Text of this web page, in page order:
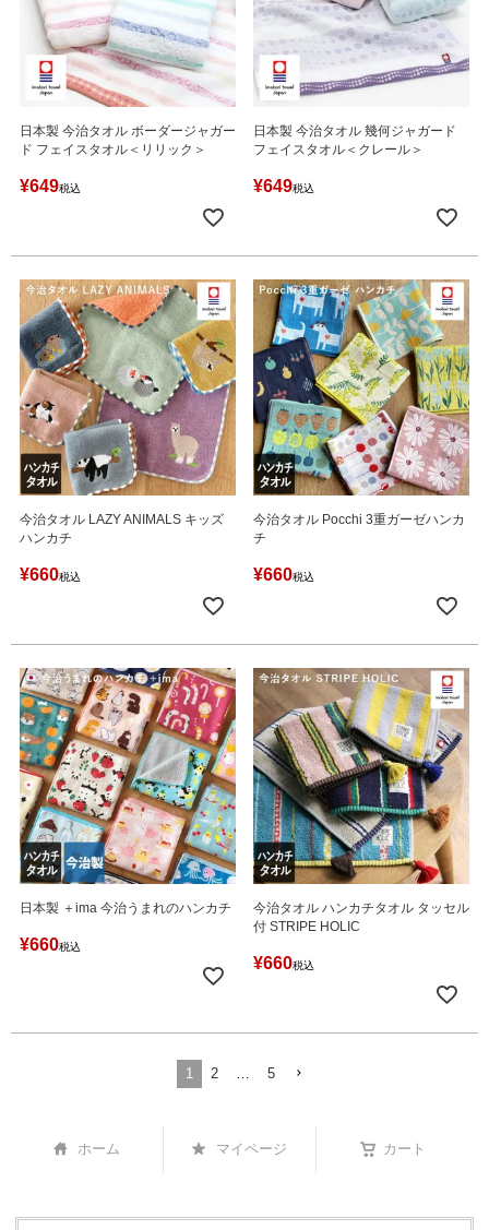
日本製 今治タオル ボーダージャガー
ド フェイスタオル＜リリック＞
¥649税込
日本製 今治タオル 幾何ジャガード
フェイスタオル＜クレール＞
¥649税込
今治タオル LAZY ANIMALS キッズ
ハンカチ
¥660税込
今治タオル Pocchi 3重ガーゼハンカ
チ
¥660税込
日本製 ＋ima 今治うまれのハンカチ
¥660税込
今治タオル ハンカチタオル タッセル
付 STRIPE HOLIC
¥660税込
1 2 5
ホーム マイページ カート